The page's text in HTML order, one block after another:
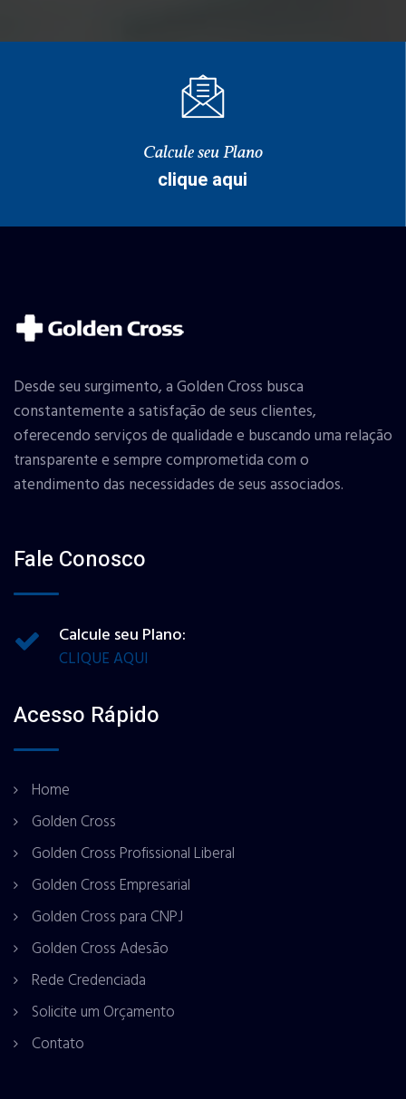
Calcule seu Plano
clique aqui
Desde seu surgimento, a Golden Cross busca
constantemente a satisfação de seus clientes,
oferecendo serviços de qualidade e buscando uma relação
transparente e sempre comprometida com o
atendimento das necessidades de seus associados.
Fale Conosco
Calcule seu Plano:
CLIQUE AQUI
Acesso Rápido
Home
Golden Cross
Golden Cross Profissional Liberal
Golden Cross Empresarial
Golden Cross para CNPJ
Golden Cross Adesão
Rede Credenciada
Solicite um Orçamento
Contato